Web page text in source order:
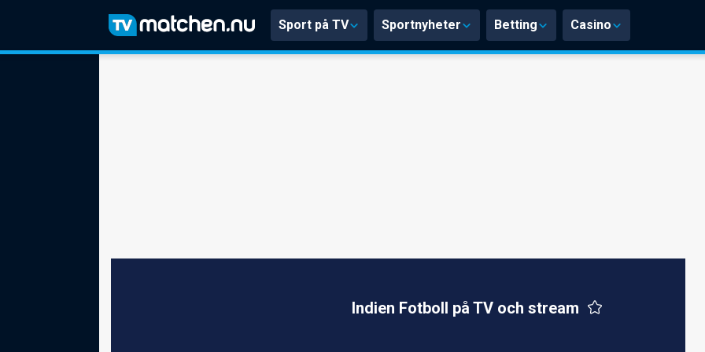
Sport på TV Sportnyheter Betting Casino
Indien Fotboll på TV och stream